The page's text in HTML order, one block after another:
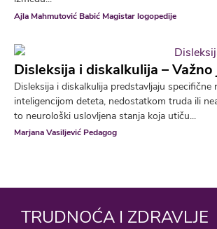
Ajla Mahmutović Babić Magistar logopedije
Disleksija i diskalkulija –
Disleksija i diskalkulija predstavljaju
inteligencijom deteta, nedostatkom truda ili
to neurološki uslovljena stanja koja utiču...
Marjana Vasiljević Pedagog
TRUDNOĆA I ZDRAVLJE